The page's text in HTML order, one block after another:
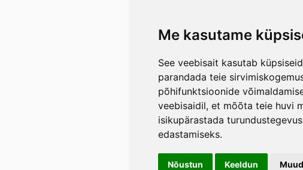
Me kasutame
See veebisait kasutab
parandada teie
põhifunktsioonide
veebisaidil, et mõõta teie huvi
isikupärastada
edastamiseks.
Nõustun Keeldun